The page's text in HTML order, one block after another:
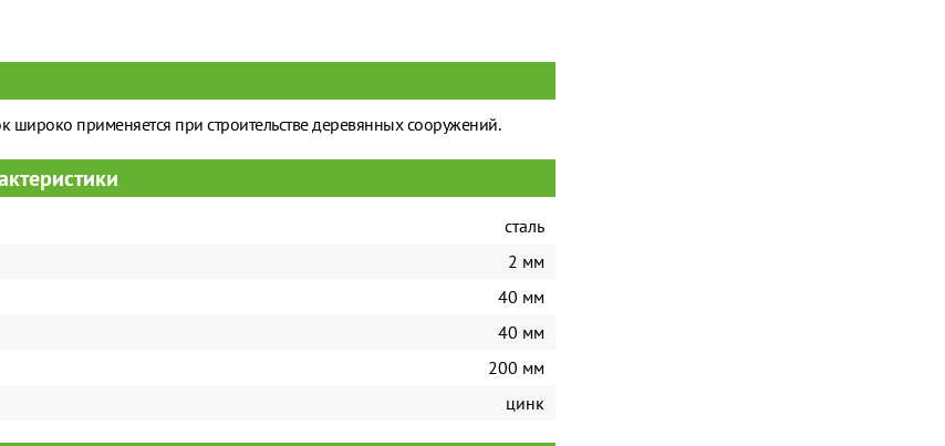
широко применяется при строительстве деревянных сооружений.
сталь
2 мм
40 мм
40 мм
200 мм
цинк